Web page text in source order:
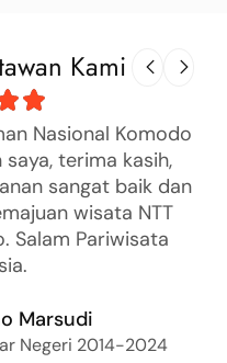
Kami
Nasional Komodo
terima kasih,
sangat baik dan
wisata NTT
Salam Pariwisata
Marsudi
Negeri 2014-2024